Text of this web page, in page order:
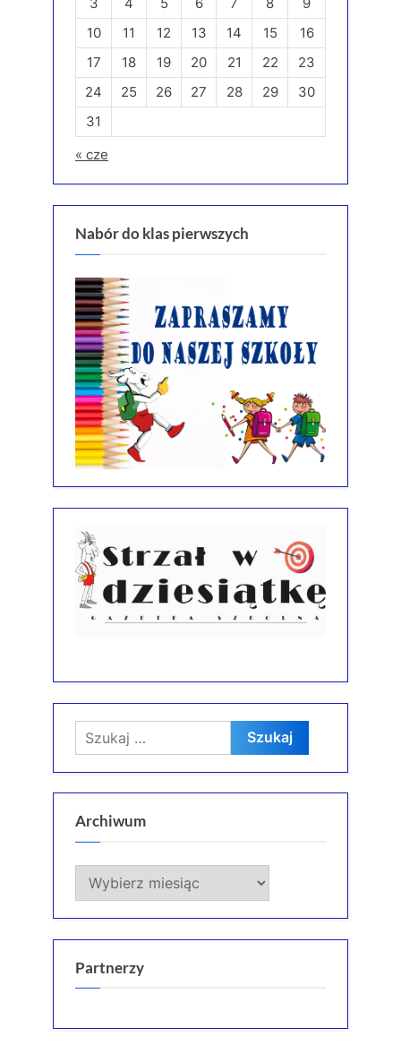
10
11 12 13 14 15
16
17
18 19 20 21 22
23
24
25 26 27 28 29
30
31
« cze
Nabór do klas pierwszych
Szukaj:
Archiwum
Archiwum
Partnerzy